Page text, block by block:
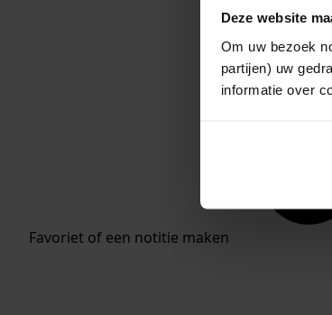
Deze website
Om uw bezoek
partijen) uw
informatie over
Favoriet of een notitie maken